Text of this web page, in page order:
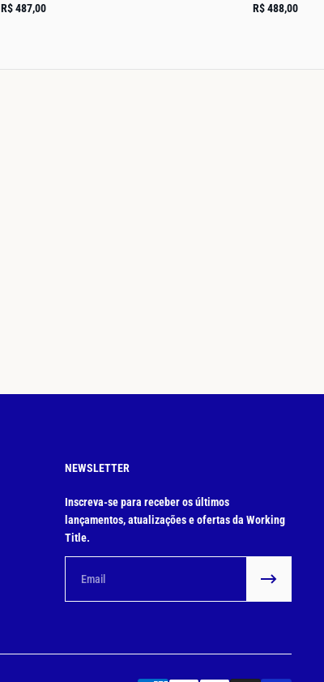
R$ 487,00
R$ 488,00
NEWSLETTER
Inscreva-se para receber os últimos
lançamentos, atualizações e ofertas da Working
Title.